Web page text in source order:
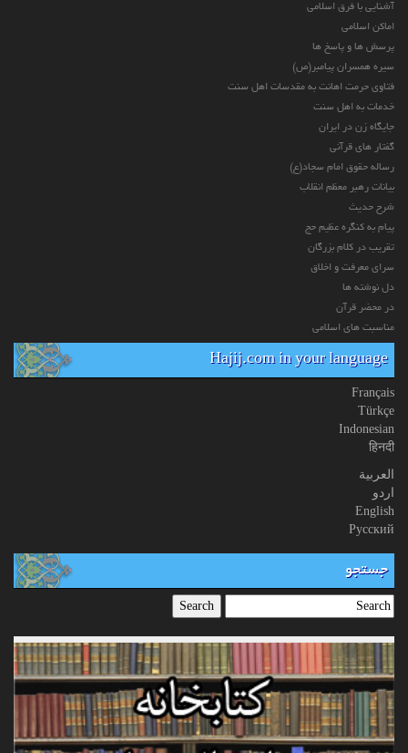
آشنایی با فرق اسلامی
اماکن اسلامی
پرسش ها و پاسخ ها
سیره همسران پیامبر(ص)
فتاوی حرمت اهانت به مقدسات اهل سنت
خدمات به اهل سنت
جایگاه زن در ایران
گفتار های قرآنی
رساله حقوق امام سجاد(ع)
بیانات رهبر معظم انقلاب
شرح حدیث
پیام به کنگره عظیم حج
تقریب در کلام بزرگان
سرای معرفت و اخلاق
دل نوشته ها
در محضر قرآن
مناسبت های اسلامی
Hajij.com in your language
Français
Türkçe
Indonesian
हिनदी
العربیة
اردو
English
Русский
جستجو